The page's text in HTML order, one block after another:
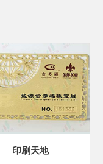
印刷天地